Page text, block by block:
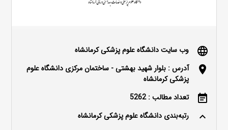
language وب سایت دانشگاه علوم پزشکی کرمانشاه
location_on
آدرس : بلوار شهید بهشتی - ساختمان مرکزی دانشگاه علوم
پزشکی کرمانشاه
event_note تعداد مطالب : 5262
keyboard_arrow_up رتبه‌بندی دانشگاه علوم پزشکی کرمانشاه